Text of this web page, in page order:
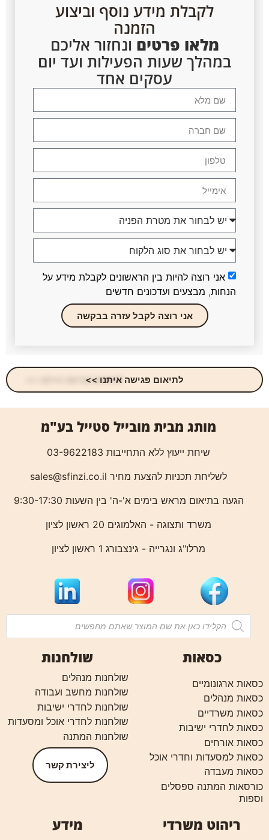
לקבלת מידע נוסף וביצוע
הזמנה
מלאו פרטים ונחזור אליכם
במהלך שעות הפעילות ועד יום
עסקים אחד
אני רוצה להיות בין הראשונים לקבלת מידע על
הנחות, מבצעים ועדכונים חדשים
אני רוצה לקבל עזרה בבקשה
לתיאום פגישה איתנו >>
מותג מבית מובייל סטייל בע"מ
שיחת ייעוץ ללא התחייבות 03-9622183
לשליחת תכניות להצעת מחיר sales@sfinzi.co.il
הגעה בתיאום מראש בימים א'-ה' בין השעות 9:30-17:30
משרד ותצוגה - האלמוגים 20 ראשון לציון
מרלו"ג ונגרייה - גינצבורג 1 ראשון לציון
כסאות
כסאות ארגונומיים
כסאות מנהלים
כסאות משרדיים
כסאות לחדרי ישיבות
כסאות אורחים
כסאות למסעדות וחדרי אוכל
כסאות מעבדה
כורסאות המתנה ספסלים
וספות
שולחנות
שולחנות מנהלים
שולחנות מחשב ועבודה
שולחנות לחדרי ישיבות
שולחנות לחדרי אוכל ומסעדות
שולחנות המתנה
ליצירת קשר
ריהוט משרדי מידע